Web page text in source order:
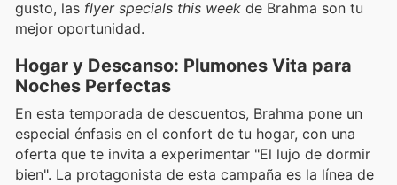
gusto, las flyer specials this week de Brahma son tu
mejor oportunidad.
Hogar y Descanso: Plumones Vita para
Noches Perfectas
En esta temporada de descuentos, Brahma pone un
especial énfasis en el confort de tu hogar, con una
oferta que te invita a experimentar "El lujo de dormir
bien". La protagonista de esta campaña es la línea de